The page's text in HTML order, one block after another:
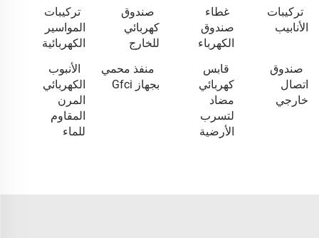
تركيبات
الأنابيب
غطاء
صندوق
الكهرباء
صندوق
كهربائي
للخارج
تركيبات
المواسير
الكهربائية
صندوق
اتصال
خارجي
قابس
كهربائي
مضاد
لتسرب
الأرضية
منفذ محمي
بجهاز Gfci
الأنبوب
الكهربائي
المرن
المقاوم
للماء